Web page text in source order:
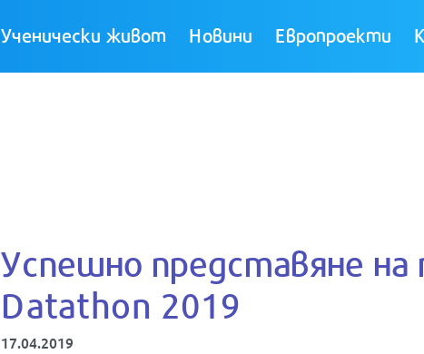
Ученически живот Новини Европроекти
Успешно представяне на
Datathon 2019
17.04.2019